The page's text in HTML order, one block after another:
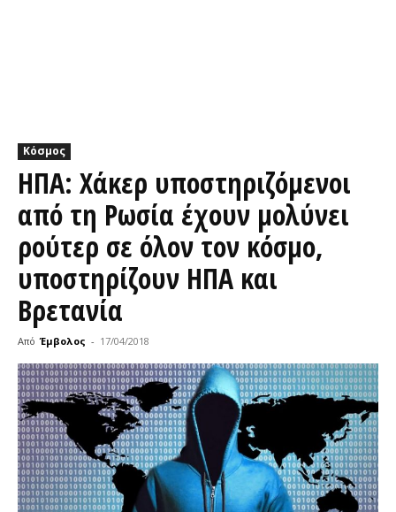
Κόσμος
ΗΠΑ: Χάκερ υποστηριζόμενοι
από τη Ρωσία έχουν μολύνει
ρούτερ σε όλον τον κόσμο,
υποστηρίζουν ΗΠΑ και
Βρετανία
Από Έμβολος - 17/04/2018